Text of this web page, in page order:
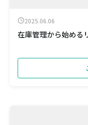
2025.06.06
在庫管理から始める